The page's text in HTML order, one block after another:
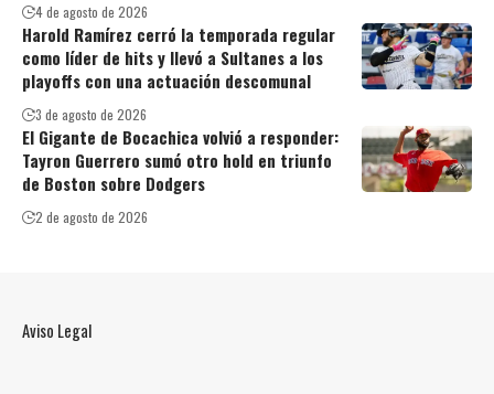
4 de agosto de 2026
Harold Ramírez cerró la temporada regular
como líder de hits y llevó a Sultanes a los
playoffs con una actuación descomunal
3 de agosto de 2026
El Gigante de Bocachica volvió a responder:
Tayron Guerrero sumó otro hold en triunfo
de Boston sobre Dodgers
2 de agosto de 2026
Aviso Legal